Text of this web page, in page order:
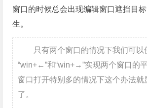
窗口的时候总会出现编辑窗口遮挡目
生。
只有两个窗口的情况下我们可以
“win+←”和“win+→”实现两个窗口的
窗口打开特别多的情况下这个办法就
了。